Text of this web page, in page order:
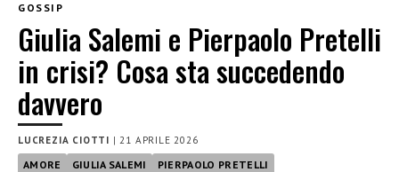
GOSSIP
Giulia Salemi e Pierpaolo Pretelli
in crisi? Cosa sta succedendo
davvero
LUCREZIA CIOTTI | 21 APRILE 2026
AMORE GIULIA SALEMI PIERPAOLO PRETELLI